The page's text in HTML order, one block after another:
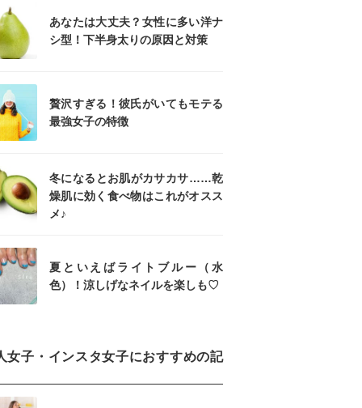
あなたは大丈夫？女性に多い洋ナ
シ型！下半身太りの原因と対策
贅沢すぎる！彼氏がいてもモテる
最強女子の特徴
冬になるとお肌がカサカサ……乾
燥肌に効く食べ物はこれがオスス
メ♪
夏といえばライトブルー（水
色）！涼しげなネイルを楽しも♡
女子・インスタ女子におすすめの記